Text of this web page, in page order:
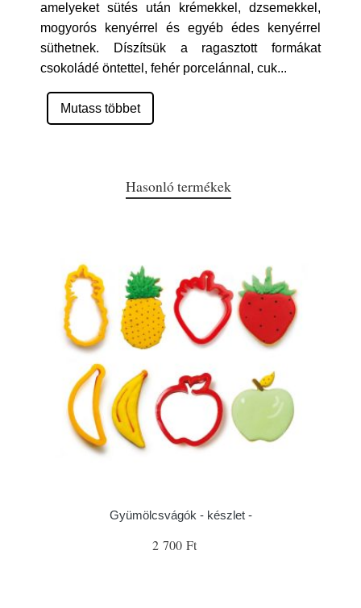
amelyeket sütés után krémekkel, dzsemekkel,
mogyorós kenyérrel és egyéb édes kenyérrel
süthetnek. Díszítsük a ragasztott formákat
csokoládé öntettel, fehér porcelánnal, cuk...
Mutass többet
Hasonló termékek
Gyümölcsvágók - készlet -
2 700 Ft